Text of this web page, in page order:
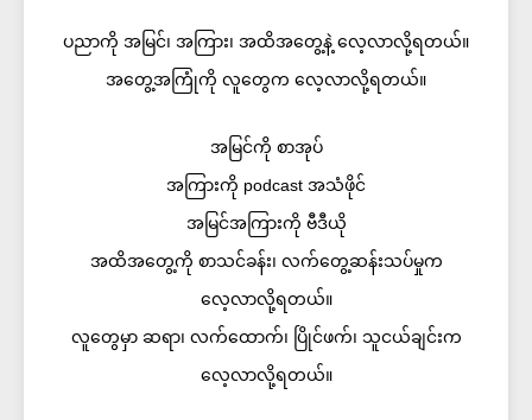
ပညာကို အမြင်၊ အကြား၊ အထိအတွေ့နဲ့ လေ့လာလို့ရတယ်။
အတွေ့အကြုံကို လူတွေက လေ့လာလို့ရတယ်။
အမြင်ကို စာအုပ်
အကြားကို podcast အသံဖိုင်
အမြင်အကြားကို ဗီဒီယို
အထိအတွေ့ကို စာသင်ခန်း၊ လက်တွေ့ဆန်းသပ်မှုက
လေ့လာလို့ရတယ်။
လူတွေမှာ ဆရာ၊ လက်ထောက်၊ ပြိုင်ဖက်၊ သူငယ်ချင်းက
လေ့လာလို့ရတယ်။